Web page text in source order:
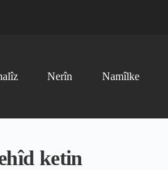
Nerîn Namîlke
ketin